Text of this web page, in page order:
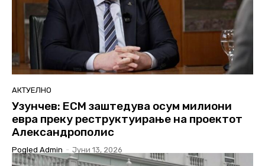
АКТУЕЛНО
Узунчев: ЕСМ заштедува осум милиони
евра преку реструктуирање на проектот
Александрополис
Pogled Admin - Јуни 13, 2026